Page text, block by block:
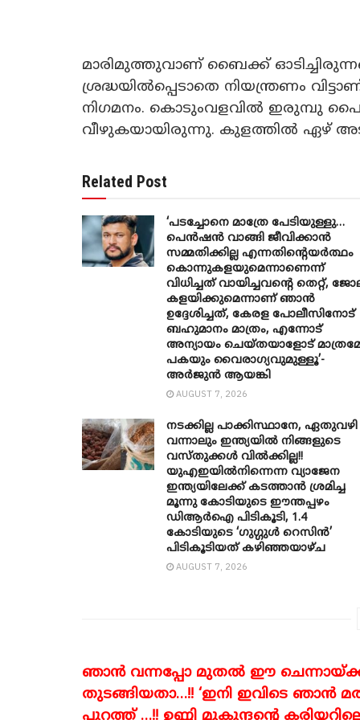
മാരിമുത്തുവാണ് ബൈക്ക്
ശ്രദ്ധയിൽപ്പെടാതെ നിയന്ത്രണം
നിഗമനം. കൊടുംവളവിൽ ഇരുമ്പു
വീഴുകയായിരുന്നു. കുളത്തിൽ ഏഴ്
Related Post
‘പടച്ചോനെ മാത്രേ പേടിയുള്ളു…
പെൻഷൻ വാങ്ങി ജീവിക്കാൻ
സമ്മതിക്കില്ല എന്നതിന്റെയർത്ഥം
കൊന്നുകളയുമെന്നാണെന്ന്
വിധിച്ചത് വായിച്ചവന്റെ തെറ്റ്,
കളയിക്കുമെന്നാണ് ഞാൻ
ഉദ്ദേശിച്ചത്, കേരള പോലീസിനോട്
ബഹുമാനം മാത്രം, എന്നോട്
അന്യായം ചെയ്തയാളോട്
പകയും വൈരാഗ്യവുമുള്ളൂ’-
അർജുൻ ആയങ്കി
AUGUST 7, 2026
നടക്കില്ല പാക്കിസ്ഥാനേ, ഏതുവഴി
വന്നാലും ഇന്ത്യയിൽ നിങ്ങളുടെ
വസ്തുക്കൾ വിൽക്കില്ല!!
യുഎഇയിൽനിന്നെന്ന വ്യാജേന
ഇന്ത്യയിലേക്ക് കടത്താൻ ശ്രമിച്ച
മൂന്നു കോടിയുടെ ഈന്തപ്പഴം
ഡിആർഐ പിടികൂടി, 1.4
കോടിയുടെ ‘ഗുഗ്ഗുൾ റെസിൻ’
പിടികൂടിയത് കഴിഞ്ഞയാഴ്ച
AUGUST 7, 2026
ഞാൻ വന്നപ്പോ മുതൽ ഈ
തുടങ്ങിയതാ…!! ‘ഇനി ഇവിടെ ഞാൻ
പുറത്ത് …!! ഉണ്ണി മുകുന്ദന്റെ